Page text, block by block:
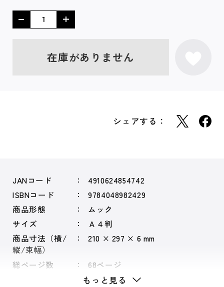
在庫がありません
シェアする：
JANコード
4910624854742
ISBNコード
9784048982429
商品形態
ムック
サイズ
Ａ４判
商品寸法（横/
縦/束幅）
210 × 297 × 6 mm
総ページ数 68ページ
もっと見る